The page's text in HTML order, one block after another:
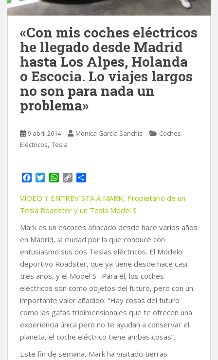
«Con mis coches eléctricos
he llegado desde Madrid
hasta Los Alpes, Holanda
o Escocia. Lo viajes largos
no son para nada un
problema»
9 abril 2014 Monica García Sanchis
Coches
Eléctricos, Tesla
c
e
b
o
o
k
i
t
t
e
r
W
a
t
s
A
p
p
p
y
L
i
n
k
m
p
a
r
t
r
VÍDEO Y ENTREVISTA A MARK, Propietario de un
Tesla Roadster y un Tesla Model S
Mark es un escocés afincado desde hace varios años
en Madrid, la ciudad por la que conduce con
entusiasmo sus dos Teslas eléctricos. El Modelo
deportivo Roadster, que ya tiene desde hace casi
tres años, y el Model S . Para él, los coches
eléctricos son como objetos del futuro, pero con un
importante valor añadido: “Hay cosas del futuro
como las gafas tridimensionales que te ofrecen una
experiencia única pero no te ayudan a conservar el
planeta, el coche eléctrico tiene ambas cosas”.
Este fin de semana, Mark ha visitado tierras